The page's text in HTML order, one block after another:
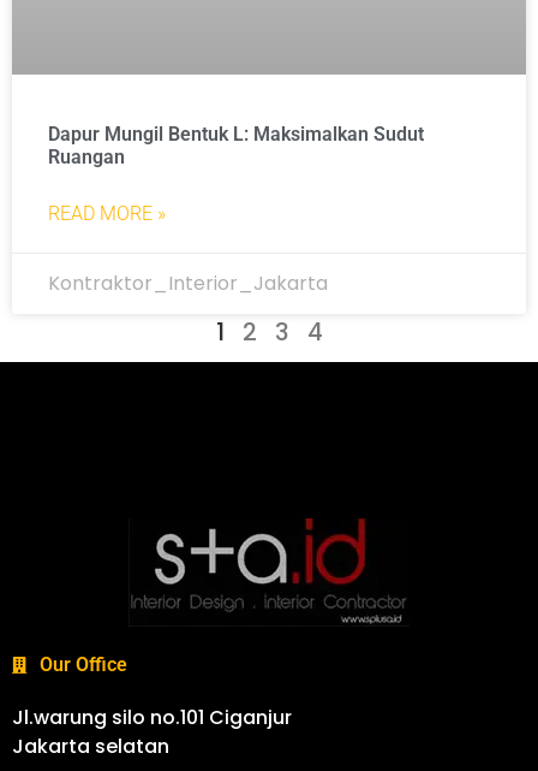
Dapur Mungil Bentuk L: Maksimalkan Sudut
Ruangan
READ MORE »
Kontraktor_Interior_Jakarta
1 2 3 4
Our Office
Jl.warung silo no.101 Ciganjur
Jakarta selatan